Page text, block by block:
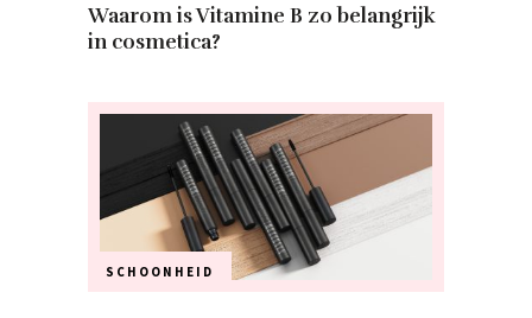
Waarom is Vitamine B zo belangrijk
in cosmetica?
SCHOONHEID